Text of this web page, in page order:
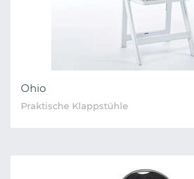
Ohio
Praktische Klappstühle